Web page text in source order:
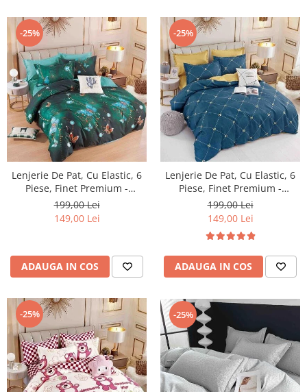
-25%
Lenjerie De Pat, Cu Elastic, 6
Piese, Finet Premium -
LPBF6PE29
199,00 Lei
149,00 Lei
ADAUGA IN COS
-25%
Lenjerie De Pat, Cu Elastic, 6
Piese, Finet Premium -
LPBF6PE30
199,00 Lei
149,00 Lei
ADAUGA IN COS
-25% -25%